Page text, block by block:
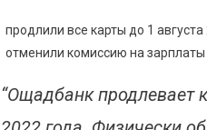
продлили все карты до 1 августа
отменили комиссию на
“Ощадбанк продлевает